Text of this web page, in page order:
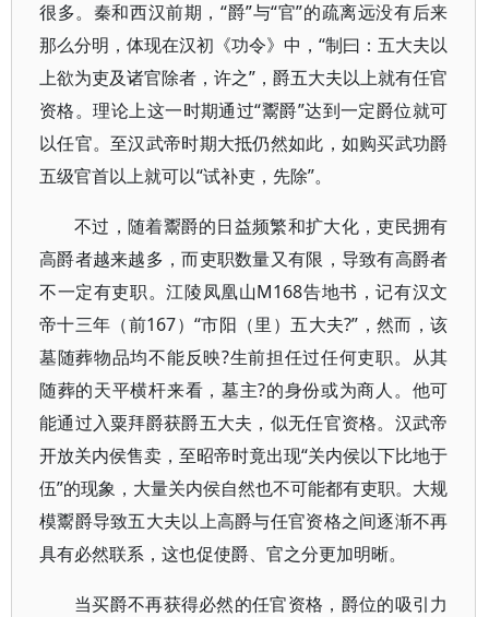
很多。秦和西汉前期，“爵”与“官”的疏离远没有后来
那么分明，体现在汉初《功令》中，“制曰：五大夫以
上欲为吏及诸官除者，许之”，爵五大夫以上就有任官
资格。理论上这一时期通过“鬻爵”达到一定爵位就可
以任官。至汉武帝时期大抵仍然如此，如购买武功爵
五级官首以上就可以“试补吏，先除”。
不过，随着鬻爵的日益频繁和扩大化，吏民拥有
高爵者越来越多，而吏职数量又有限，导致有高爵者
不一定有吏职。江陵凤凰山M168告地书，记有汉文
帝十三年（前167）“市阳（里）五大夫?”，然而，该
墓随葬物品均不能反映?生前担任过任何吏职。从其
随葬的天平横杆来看，墓主?的身份或为商人。他可
能通过入粟拜爵获爵五大夫，似无任官资格。汉武帝
开放关内侯售卖，至昭帝时竟出现“关内侯以下比地于
伍”的现象，大量关内侯自然也不可能都有吏职。大规
模鬻爵导致五大夫以上高爵与任官资格之间逐渐不再
具有必然联系，这也促使爵、官之分更加明晰。
当买爵不再获得必然的任官资格，爵位的吸引力